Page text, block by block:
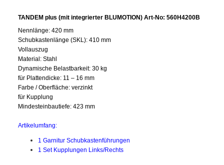
TANDEM plus (mit integrierter BLUMOTION) Art-No: 560H4200B
Nennlänge: 420 mm
Schubkastenlänge (SKL): 410 mm
Vollauszug
Material: Stahl
Dynamische Belastbarkeit: 30 kg
für Plattendicke: 11 – 16 mm
Farbe / Oberfläche: verzinkt
für Kupplung
Mindesteinbautiefe: 423 mm
Artikelumfang:
1 Garnitur Schubkastenführungen
1 Set Kupplungen Links/Rechts